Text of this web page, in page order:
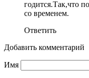
годится.Так,что
со временем.
Ответить
Добавить комментарий
Имя